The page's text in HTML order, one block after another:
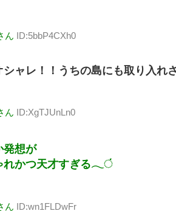
ん ID:5bbP4CXh0
シャレ！！うちの島にも取り入れ
ん ID:XgTJUnLn0
発想が
れかつ天才すぎる𓂃ં
ん ID:wn1FLDwFr